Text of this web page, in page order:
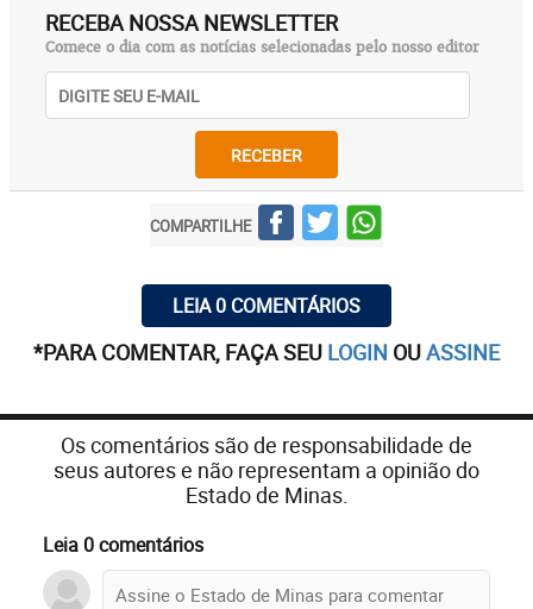
RECEBA NOSSA NEWSLETTER
Comece o dia com as notícias selecionadas pelo nosso editor
RECEBER
COMPARTILHE
LEIA 0 COMENTÁRIOS
*PARA COMENTAR, FAÇA SEU LOGIN OUASSINE
Os comentários são de responsabilidade de
seus autores e não representam a opinião do
Estado de Minas.
Leia 0 comentários